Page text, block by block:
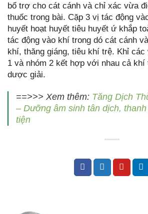
bổ trợ cho cát cánh và chỉ xác vừa
thuốc trong bài. Cặp 3 vị tác động
huyết hoạt huyết tiêu huyết ứ khắp
tác động vào khí trong dó cát cánh
khí, thăng giáng, tiêu khí trệ. Khỉ các
1 và nhóm 2 kết hợp với nhau cả
dược giải.
==>>> Xem thêm: Tăng Dịch
– Dưỡng âm sinh tân dịch,
tiện